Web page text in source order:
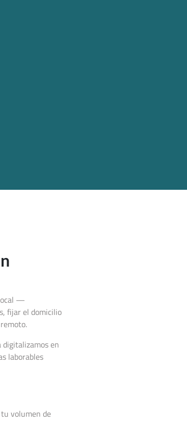
—
fijar el domicilio
en
laborables
volumen de